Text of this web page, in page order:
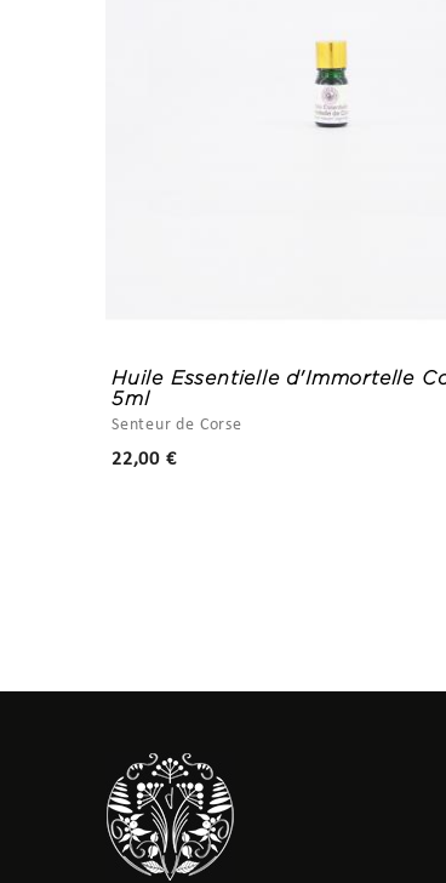
Huile Essentielle d'Immortelle
5ml
Senteur de Corse
22,00 €